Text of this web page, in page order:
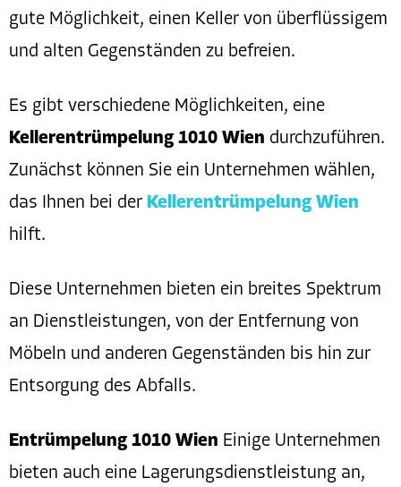
gute Möglichkeit, einen Keller von überflüssigem
und alten Gegenständen zu befreien.
Es gibt verschiedene Möglichkeiten, eine
Kellerentrümpelung 1010 Wien durchzuführen.
Zunächst können Sie ein Unternehmen wählen,
das Ihnen bei der Kellerentrümpelung Wien
hilft.
Diese Unternehmen bieten ein breites Spektrum
an Dienstleistungen, von der Entfernung von
Möbeln und anderen Gegenständen bis hin zur
Entsorgung des Abfalls.
Entrümpelung 1010 Wien Einige Unternehmen
bieten auch eine Lagerungsdienstleistung an,